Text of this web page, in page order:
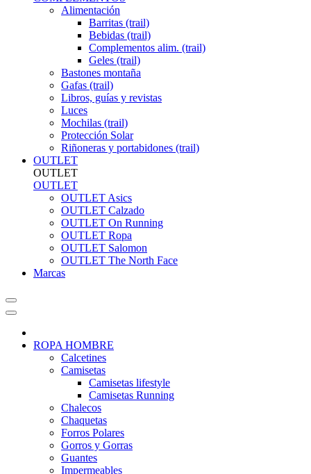
Alimentación
Barritas (trail)
Bebidas (trail)
Complementos alim. (trail)
Geles (trail)
Bastones montaña
Gafas (trail)
Libros, guías y revistas
Luces
Mochilas (trail)
Protección Solar
Riñoneras y portabidones (trail)
OUTLET
OUTLET
OUTLET
OUTLET Asics
OUTLET Calzado
OUTLET On Running
OUTLET Ropa
OUTLET Salomon
OUTLET The North Face
Marcas
ROPA HOMBRE
Calcetines
Camisetas
Camisetas lifestyle
Camisetas Running
Chalecos
Chaquetas
Forros Polares
Gorros y Gorras
Guantes
Impermeables